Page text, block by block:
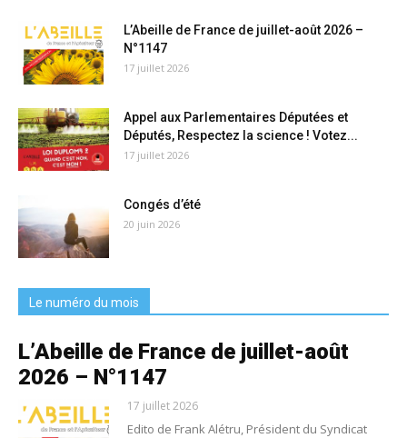
L’Abeille de France de juillet-août 2026 –
N°1147
17 juillet 2026
Appel aux Parlementaires Députées et
Députés, Respectez la science ! Votez...
17 juillet 2026
Congés d’été
20 juin 2026
Le numéro du mois
L’Abeille de France de juillet-août
2026 – N°1147
17 juillet 2026
Edito de Frank Alétru, Président du Syndicat